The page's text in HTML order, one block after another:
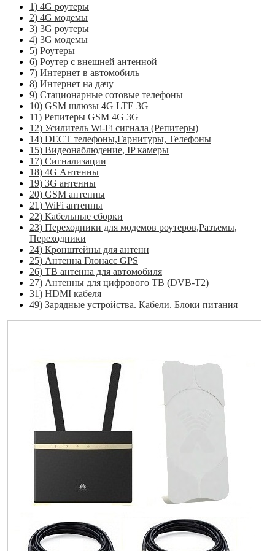
1) 4G роутеры
2) 4G модемы
3) 3G роутеры
4) 3G модемы
5) Роутеры
6) Роутер с внешней антенной
7) Интернет в автомобиль
8) Интернет на дачу
9) Стационарные сотовые телефоны
10) GSM шлюзы 4G LTE 3G
11) Репитеры GSM 4G 3G
12) Усилитель Wi-Fi сигнала (Репитеры)
14) DECT телефоны,Гарнитуры, Телефоны
15) Видеонаблюдение, IP камеры
17) Сигнализации
18) 4G Антенны
19) 3G антенны
20) GSM антенны
21) WiFi антенны
22) Кабельные сборки
23) Переходники для модемов роутеров,Разъемы,
Переходники
24) Кронштейны для антенн
25) Антенна Глонасс GPS
26) ТВ антенна для автомобиля
27) Антенны для цифрового ТВ (DVB-T2)
31) HDMI кабеля
49) Зарядные устройства. Кабели. Блоки питания